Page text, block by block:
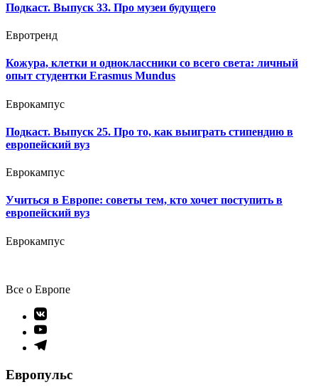
Подкаст. Выпуск 33. Про музеи будущего
Евротренд
Кожура, клетки и одноклассники со всего света: личный
опыт студентки Erasmus Mundus
Еврокампус
Подкаст. Выпуск 25. Про то, как выиграть стипендию в
европейский вуз
Еврокампус
Учиться в Европе: советы тем, кто хочет поступить в
европейский вуз
Еврокампус
Все о Европе
Элемент
меню
Элемент
меню
Элемент
Европульс